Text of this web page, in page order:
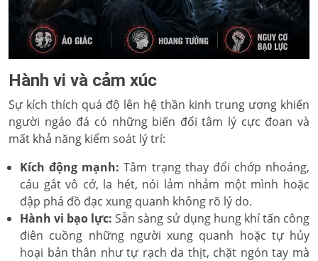
Hành vi và cảm xúc
Sự kích thích quá độ lên hệ thần kinh trung ương khiến
người ngáo đá có những biến đổi tâm lý cực đoan và
mất khả năng kiểm soát lý trí:
Kích động mạnh: Tâm trạng thay đổi chớp nhoáng,
cáu gắt vô cớ, la hét, nói lảm nhảm một mình hoặc
đập phá đồ đạc xung quanh không rõ lý do.
Hành vi bạo lực:Sẵn sàng sử dụng hung khí tấn công
điên cuồng những người xung quanh hoặc tự hủy
hoại bản thân như tự rạch da thịt, chặt ngón tay mà